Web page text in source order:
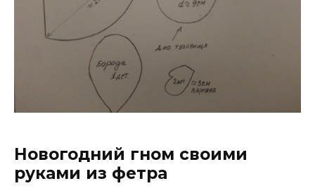
Новогодний гном своими
руками из фетра